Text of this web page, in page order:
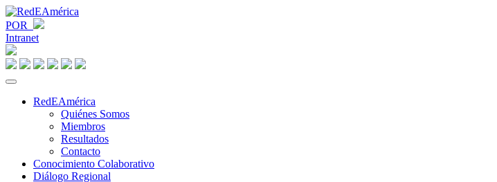
POR
Intranet
RedEAmérica
Quiénes Somos
Miembros
Resultados
Contacto
Conocimiento Colaborativo
Diálogo Regional